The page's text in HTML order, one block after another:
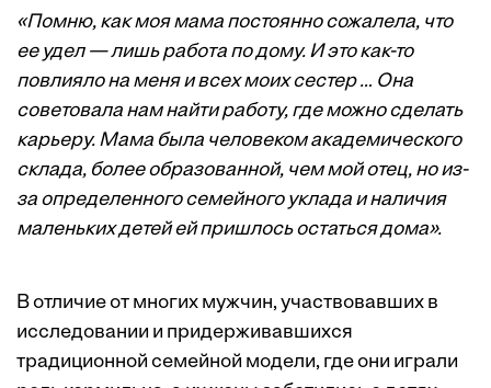
«Помню, как моя мама постоянно сожалела, что
ее удел — лишь работа по дому. И это как-то
повлияло на меня и всех моих сестер … Она
советовала нам найти работу, где можно сделать
карьеру. Мама была человеком академического
склада, более образованной, чем мой отец, но из-
за определенного семейного уклада и наличия
маленьких детей ей пришлось остаться дома».
В отличие от многих мужчин, участвовавших в
исследовании и придерживавшихся
традиционной семейной модели, где они играли